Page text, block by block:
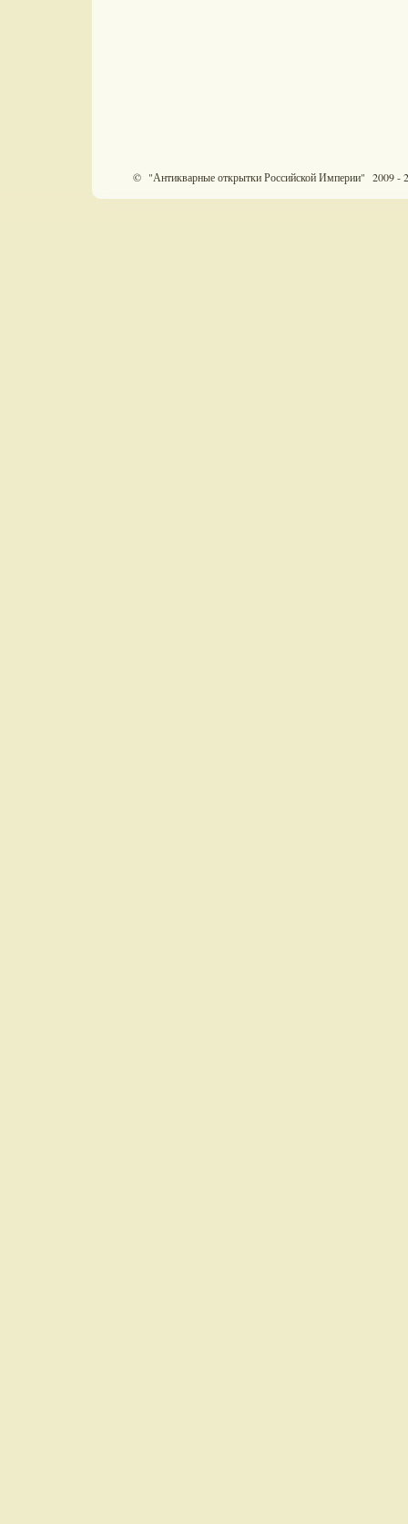
© "Антикварные открытки Российской Империи" 2009 -